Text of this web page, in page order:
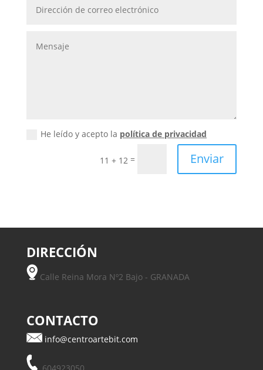
He leído y acepto la política de privacidad
11 + 12 = Enviar
DIRECCIÓN
Calle Reina Mora Nº2 Bajo - GRANADA
CONTACTO
info@centroartebit.com